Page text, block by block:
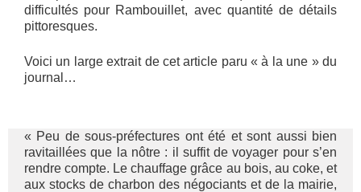
difficultés pour Rambouillet, avec quantité de détails
pittoresques.
Voici un large extrait de cet article paru « à la une » du
journal…
« Peu de sous-préfectures ont été et sont aussi bien
ravitaillées que la nôtre : il suffit de voyager pour s’en
rendre compte. Le chauffage grâce au bois, au coke, et
aux stocks de charbon des négociants et de la mairie,